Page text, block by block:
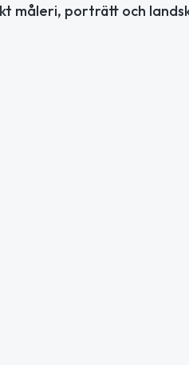
måleri, porträtt och